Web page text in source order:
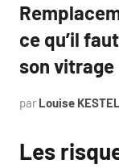
ce qu’il
son vitrage
par Louise
Les